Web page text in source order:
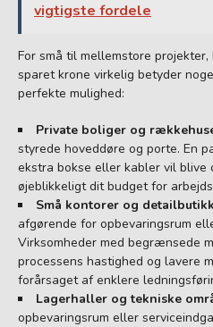
vigtigste fordele
For små til mellemstore
sparet krone virkelig betyder
perfekte mulighed:
Private boliger og
styrede hoveddøre og porte. En
ekstra bokse eller kabler vil
øjeblikkeligt dit budget for
Små kontorer og
afgørende for opbevaringsrum
Virksomheder med begrænsede
processens hastighed og lavere
forårsaget af enklere
Lagerhaller og tekniske
opbevaringsrum eller